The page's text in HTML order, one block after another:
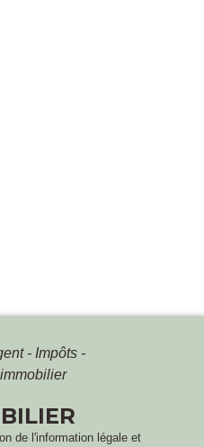
- Impôts -
de l'information légale et